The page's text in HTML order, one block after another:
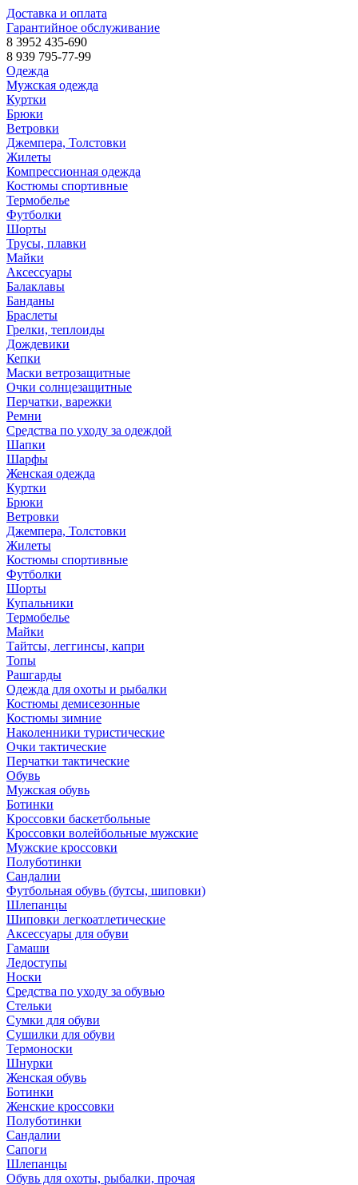
Доставка и оплата
Гарантийное обслуживание
8 3952 435-690
8 939 795-77-99
Одежда
Мужская одежда
Куртки
Брюки
Ветровки
Джемпера, Толстовки
Жилеты
Компрессионная одежда
Костюмы спортивные
Термобелье
Футболки
Шорты
Трусы, плавки
Майки
Аксессуары
Балаклавы
Банданы
Браслеты
Грелки, теплоиды
Дождевики
Кепки
Маски ветрозащитные
Очки солнцезащитные
Перчатки, варежки
Ремни
Средства по уходу за одеждой
Шапки
Шарфы
Женская одежда
Куртки
Брюки
Ветровки
Джемпера, Толстовки
Жилеты
Костюмы спортивные
Футболки
Шорты
Купальники
Термобелье
Майки
Тайтсы, леггинсы, капри
Топы
Рашгарды
Одежда для охоты и рыбалки
Костюмы демисезонные
Костюмы зимние
Наколенники туристические
Очки тактические
Перчатки тактические
Обувь
Мужская обувь
Ботинки
Кроссовки баскетбольные
Кроссовки волейбольные мужские
Мужские кроссовки
Полуботинки
Сандалии
Футбольная обувь (бутсы, шиповки)
Шлепанцы
Шиповки легкоатлетические
Аксессуары для обуви
Гамаши
Ледоступы
Носки
Средства по уходу за обувью
Стельки
Сумки для обуви
Сушилки для обуви
Термоноски
Шнурки
Женская обувь
Ботинки
Женские кроссовки
Полуботинки
Сандалии
Сапоги
Шлепанцы
Обувь для охоты, рыбалки, прочая